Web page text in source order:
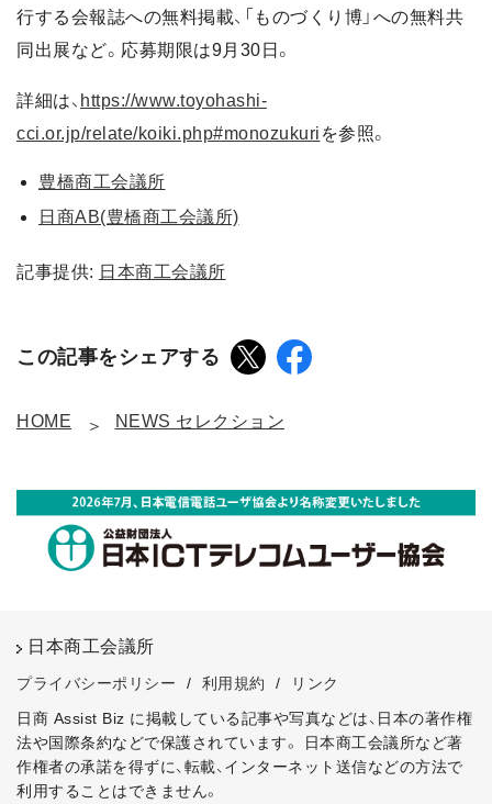
行する会報誌への無料掲載、「ものづくり博」への無料共
同出展など。応募期限は9月30日。
詳細は、 https://www.toyohashi-
cci.or.jp/relate/koiki.php#monozukuri を参照。
豊橋商工会議所
日商AB(豊橋商工会議所)
記事提供: 日本商工会議所
この記事をシェアする
HOME NEWS セレクション
日本商工会議所
プライバシーポリシー / 利用規約 /
リンク
日商 Assist Biz に掲載している記事や写真などは、日本の著作権
法や国際条約などで保護されています。
日本商工会議所など著
作権者の承諾を得ずに、転載、インターネット送信などの方法で
利用することはできません。